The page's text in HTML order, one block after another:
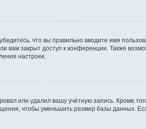
что вы правильно вводите имя
вам закрыт доступ к конференции. Также
настроек.
или удалил вашу учётную запись. Кроме
чтобы уменьшить размер базы данных.